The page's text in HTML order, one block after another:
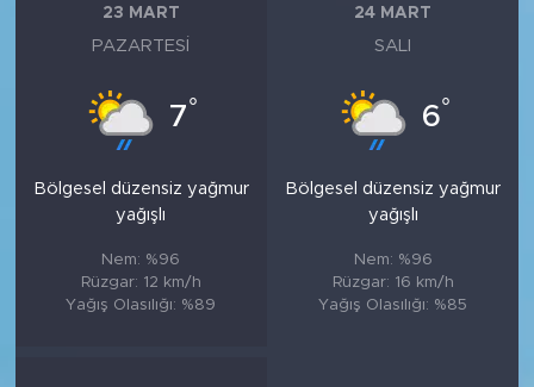
23 MART
PAZARTESI
7°
Bölgesel düzensiz yağmur
yağışlı
Nem: %96
Rüzgar: 12 km/h
Yağış Olasılığı: %89
24 MART
SALI
6°
Bölgesel düzensiz yağmur
yağışlı
Nem: %96
Rüzgar: 16 km/h
Yağış Olasılığı: %85